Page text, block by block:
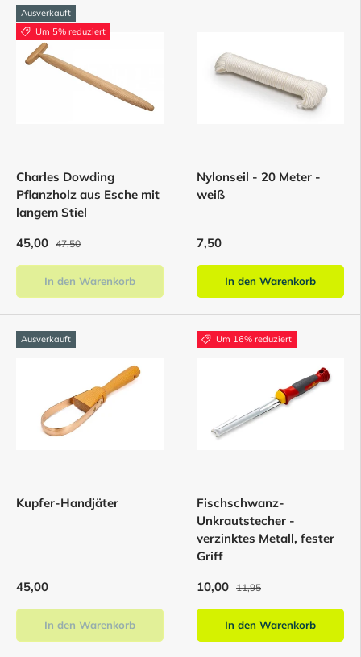
Ausverkauft
Um 5% reduziert
Charles Dowding
Pflanzholz aus Esche mit
langem Stiel
45,00 47,50
In den Warenkorb
Nylonseil - 20 Meter -
weiß
7,50
In den Warenkorb
Ausverkauft
Kupfer-Handjäter
45,00
In den Warenkorb
Um 16% reduziert
Fischschwanz-
Unkrautstecher -
verzinktes Metall, fester
Griff
10,00 11,95
In den Warenkorb